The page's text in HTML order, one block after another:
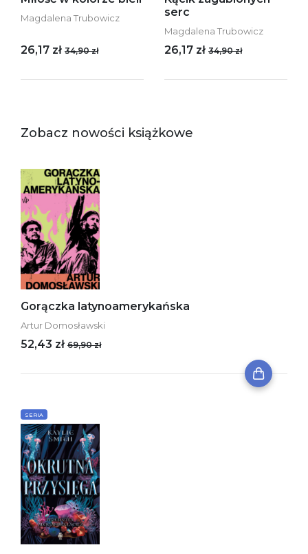
Magdalena Trubowicz
26,17 zł 34,90 zł
serc
Magdalena Trubowicz
26,17 zł 34,90 zł
Zobacz nowości książkowe
Gorączka latynoamerykańska
Artur Domosławski
52,43 zł 69,90 zł
SERIA